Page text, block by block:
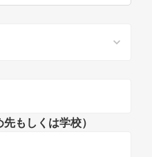
keyboard_arrow_down
もしくは学校）